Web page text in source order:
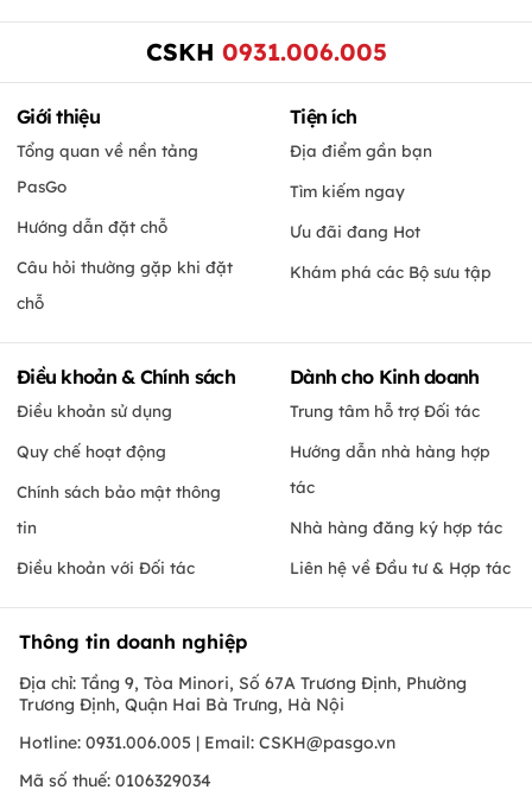
CSKH 0931.006.005
Giới thiệu
Tổng quan về nền tảng
PasGo
Hướng dẫn đặt chỗ
Câu hỏi thường gặp khi đặt
chỗ
Tiện ích
Địa điểm gần bạn
Tìm kiếm ngay
Ưu đãi đang Hot
Khám phá các Bộ sưu tập
Điều khoản & Chính sách
Điều khoản sử dụng
Quy chế hoạt động
Chính sách bảo mật thông
tin
Điều khoản với Đối tác
Dành cho Kinh doanh
Trung tâm hỗ trợ Đối tác
Hướng dẫn nhà hàng hợp
tác
Nhà hàng đăng ký hợp tác
Liên hệ về Đầu tư & Hợp tác
Thông tin doanh nghiệp
Địa chỉ: Tầng 9, Tòa Minori, Số 67A Trương Định, Phường
Trương Định, Quận Hai Bà Trưng, Hà Nội
Hotline: 0931.006.005 | Email: CSKH@pasgo.vn
Mã số thuế: 0106329034